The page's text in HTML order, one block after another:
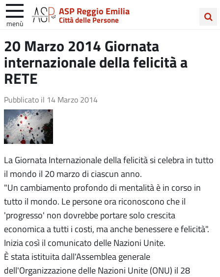
ASP Reggio Emilia
Città delle Persone
menù
nel
sito
20 Marzo 2014 Giornata
internazionale della felicità a
RETE
Pubblicato il 14 Marzo 2014
La Giornata Internazionale della felicità si celebra in tutto
il mondo il 20 marzo di ciascun anno.
"Un cambiamento profondo di mentalità è in corso in
tutto il mondo. Le persone ora riconoscono che il
'progresso' non dovrebbe portare solo crescita
economica a tutti i costi, ma anche benessere e felicità".
Inizia così il comunicato delle Nazioni Unite.
È stata istituita dall'Assemblea generale
dell'Organizzazione delle Nazioni Unite (ONU) il 28